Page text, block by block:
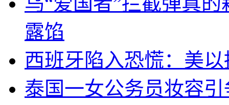
露馅
西班牙陷入恐慌：美
泰国一女公务员妆容